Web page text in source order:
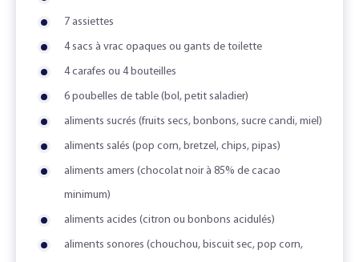
7 assiettes
4 sacs à vrac opaques ou gants de toilette
4 carafes ou 4 bouteilles
6 poubelles de table (bol, petit saladier)
aliments sucrés (fruits secs, bonbons, sucre candi, miel)
aliments salés (pop corn, bretzel, chips, pipas)
aliments amers (chocolat noir à 85% de cacao
minimum)
aliments acides (citron ou bonbons acidulés)
aliments sonores (chouchou, biscuit sec, pop corn,